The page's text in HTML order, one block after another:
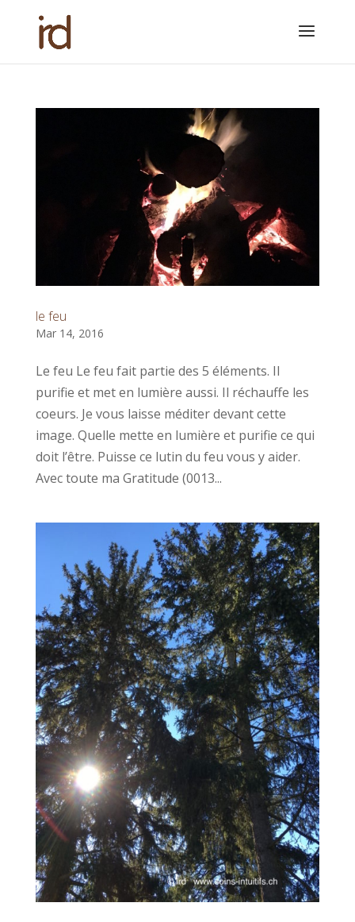
le feu
Mar 14, 2016
Le feu Le feu fait partie des 5 éléments. Il
purifie et met en lumière aussi. Il réchauffe les
coeurs. Je vous laisse méditer devant cette
image. Quelle mette en lumière et purifie ce qui
doit l’être. Puisse ce lutin du feu vous y aider.
Avec toute ma Gratitude (0013...